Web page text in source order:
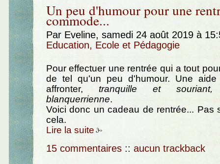
Un peu d'humour pour une
commode...
Par Eveline, samedi 24 août 2019 à
Education, Ecole et Pédagogie
Pour effectuer une rentrée qui a tout
de tel qu'un peu d'humour. Une aide
affronter, tranquille et
blanquerrienne.
Voici donc un cadeau de rentrée... Pas
cela.
Lire la suite
15 commentaires :: aucun trackback